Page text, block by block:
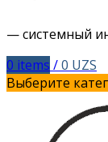
— системный
0 items /0 UZS
Выберите